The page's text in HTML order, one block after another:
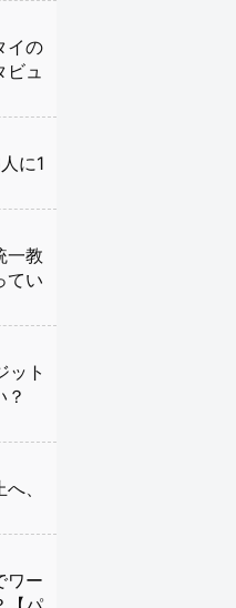
イの
ュ
に1
一教
てい
ット
、
ワー